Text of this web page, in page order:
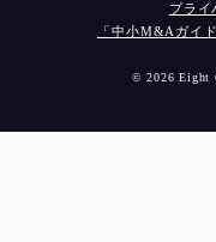
プライ
「中小M&Aガイ
© 2026 Eight